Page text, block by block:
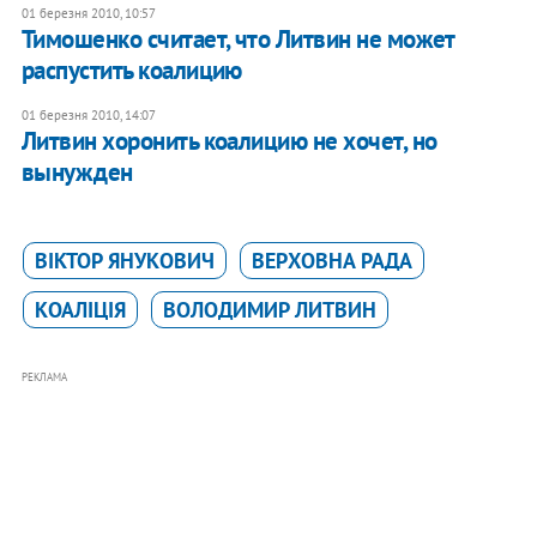
01 березня 2010, 10:57
Тимошенко считает, что Литвин не может
распустить коалицию
01 березня 2010, 14:07
Литвин хоронить коалицию не хочет, но
вынужден
ВІКТОР ЯНУКОВИЧ
ВЕРХОВНА РАДА
КОАЛІЦІЯ
ВОЛОДИМИР ЛИТВИН
РЕКЛАМА